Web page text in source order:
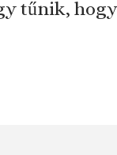
tűnik,